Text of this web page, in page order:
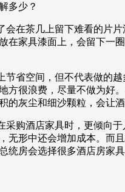
多少？
会在茶几上留下难看的片
在家具漆面上，会留下一
节省空间，但不代表做的
方很浪费，尽量不做为好
的灰尘和细沙颗粒，会让
采购酒店家具时，更倾向
无形中还会增加成本。而
统房会选择很多酒店房家